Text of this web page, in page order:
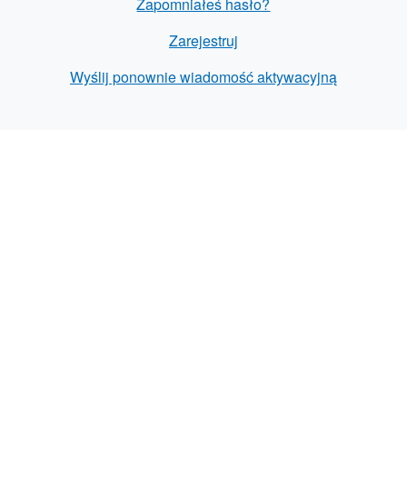
Zarejestruj
Wyślij ponownie wiadomość aktywacyjną